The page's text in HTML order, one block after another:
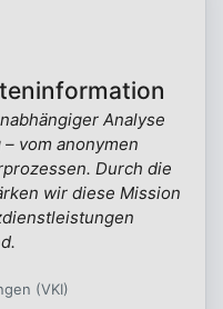
Analyse
vom anonymen
Durch die
wir diese Mission
(VKI)